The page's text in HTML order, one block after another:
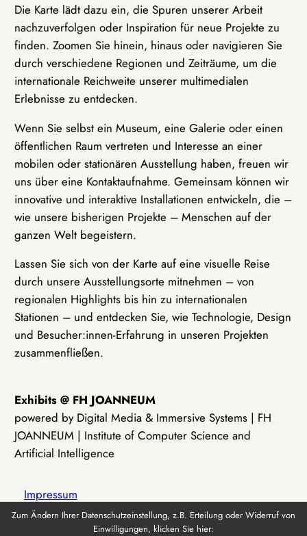
Die Karte lädt dazu ein, die Spuren unserer Arbeit
nachzuverfolgen oder Inspiration für neue Projekte zu
finden. Zoomen Sie hinein, hinaus oder navigieren Sie
durch verschiedene Regionen und Zeiträume, um die
internationale Reichweite unserer multimedialen
Erlebnisse zu entdecken.
Wenn Sie selbst ein Museum, eine Galerie oder einen
öffentlichen Raum vertreten und Interesse an einer
mobilen oder stationären Ausstellung haben, freuen wir
uns über eine Kontaktaufnahme. Gemeinsam können wir
innovative und interaktive Installationen entwickeln, die –
wie unsere bisherigen Projekte – Menschen auf der
ganzen Welt begeistern.
Lassen Sie sich von der Karte auf eine visuelle Reise
durch unsere Ausstellungsorte mitnehmen – von
regionalen Highlights bis hin zu internationalen
Stationen – und entdecken Sie, wie Technologie, Design
und Besucher:innen-Erfahrung in unseren Projekten
zusammenfließen.
Exhibits @ FH JOANNEUM
powered by Digital Media & Immersive Systems | FH
JOANNEUM | Institute of Computer Science and
Artificial Intelligence
Impressum
Zum Ändern Ihrer Datenschutzeinstellung, z.B. Erteilung oder Widerruf von
Einwilligungen, klicken Sie hier: